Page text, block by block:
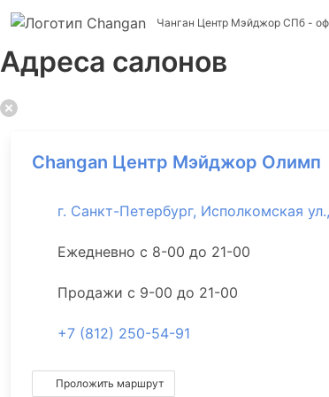
Чанган Центр Мэйджор СПб -
Адреса салонов
Changan Центр Мэйджор Олимп
г. Санкт-Петербург, Исполкомская
Ежедневно с 8-00 до 21-00
Продажи с 9-00 до 21-00
+7 (812) 250-54-91
Проложить маршрут